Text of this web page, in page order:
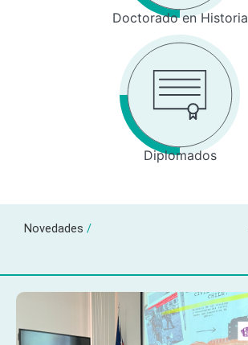
Doctorado en Historia
Diplomados
Novedades /